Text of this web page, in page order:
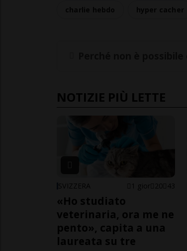
NOTIZIE PIÙ LETTE
SVIZZERA 1 gior 20 43
«Ho studiato
veterinaria, ora me ne
pento», capita a una
laureata su tre